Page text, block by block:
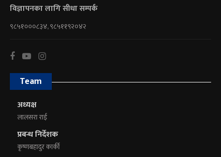
विज्ञापनका लागि सीधा सम्पर्क
९८५१०००८३४, ९८५११९२०४२
Team
अध्यक्ष
लालसरा राई
प्रबन्ध निर्देशक
कृष्णबहादुर कार्की